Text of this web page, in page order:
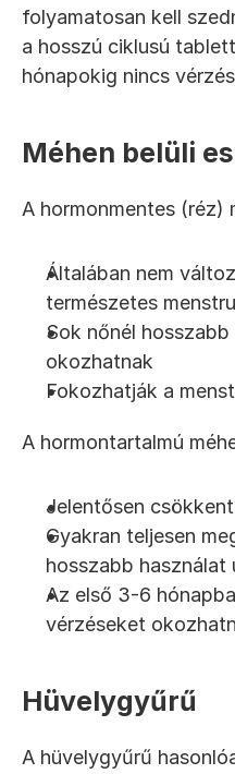
folyamatosan kell
a hosszú ciklusú
hónapokig nincs
Méhen belüli
A hormonmentes (réz)
Általában nem
természetes
Sok nőnél
okozhatnak
Fokozhatják a
A hormontartalmú
Jelentősen
Gyakran teljesen
hosszabb használat
Az első 3-6
vérzéseket
Hüvelygyűrű
A hüvelygyűrű